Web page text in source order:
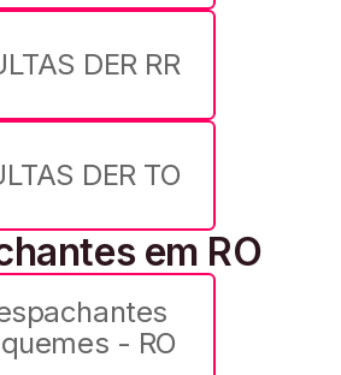
DER RR
DER TO
em RO
- RO